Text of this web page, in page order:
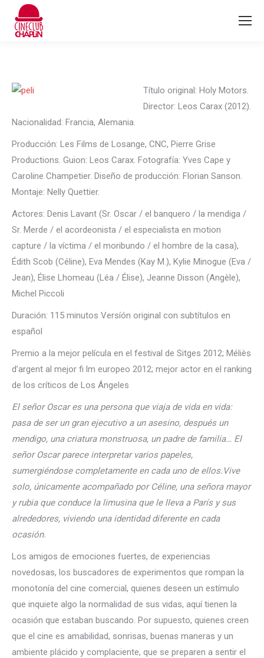
Título original: Holy Motors.
Director: Leos Carax (2012).
Nacionalidad: Francia, Alemania.
Producción: Les Films de Losange, CNC, Pierre Grise
Productions. Guion: Leos Carax. Fotografía: Yves Cape y
Caroline Champetier. Diseño de producción: Florian Sanson.
Montaje: Nelly Quettier.
Actores: Denis Lavant (Sr. Oscar / el banquero / la mendiga /
Sr. Merde / el acordeonista / el especialista en motion
capture / la víctima / el moribundo / el hombre de la casa),
Édith Scob (Céline), Eva Mendes (Kay M.), Kylie Minogue (Eva /
Jean), Élise Lhomeau (Léa / Élise), Jeanne Disson (Angèle),
Michel Piccoli
Duración: 115 minutos Versíón original con subtítulos en
español
Premio a la mejor película en el festival de Sitges 2012; Méliès
d’argent al mejor fi lm europeo 2012; mejor actor en el ranking
de los críticos de Los Ángeles
El señor Oscar es una persona que viaja de vida en vida:
pasa de ser un gran ejecutivo a un asesino, después un
mendigo, una criatura monstruosa, un padre de familia… El
señor Oscar parece interpretar varios papeles,
sumergiéndose completamente en cada uno de ellos.Vive
solo, únicamente acompañado por Céline, una señora mayor
y rubia que conduce la limusina que le lleva a París y sus
alrededores, viviendo una identidad diferente en cada
ocasión.
Los amigos de emociones fuertes, de experiencias
novedosas, los buscadores de experimentos que rompan la
monotonía del cine comercial, quienes deseen un estímulo
que inquiete algo la normalidad de sus vidas, aquí tienen la
ocasión que estaban buscando. Por supuesto, quienes creen
que el cine es amabilidad, sonrisas, buenas maneras y un
ambiente plácido y complaciente, que se preparen a sentir el